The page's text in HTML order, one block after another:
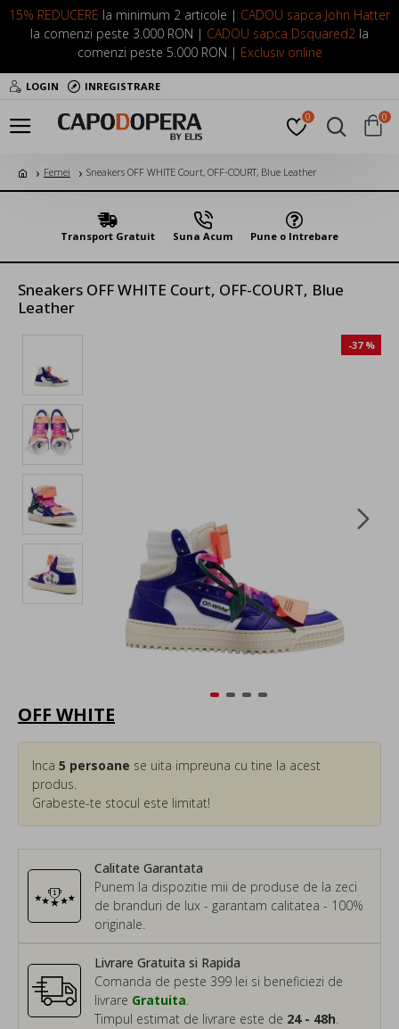
15% REDUCERE la minimum 2 articole | CADOU sapca John Hatter
la comenzi peste 3.000 RON | CADOU sapca Dsquared2 la
comenzi peste 5.000 RON | Exclusiv online
LOGIN INREGISTRARE
0 0
Femei Sneakers OFF WHITE Court, OFF-COURT, Blue Leather
Transport Gratuit Suna Acum Pune o Intrebare
Sneakers OFF WHITE Court, OFF-COURT, Blue
Leather
-37 %
OFF WHITE
Calitate Garantata
Punem la dispozitie mii de produse de la zeci
de branduri de lux - garantam calitatea - 100%
originale.
Inca 5 persoane se uita impreuna cu tine la acest
produs.
Grabeste-te stocul este limitat!
Livrare Gratuita si Rapida
Comanda de peste 399 lei si beneficiezi de
livrare Gratuita.
Timpul estimat de livrare este de 24 - 48h.